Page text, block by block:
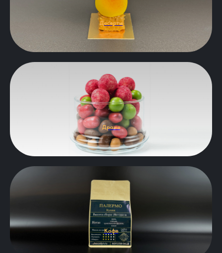
Десерты
Драже
Кофе